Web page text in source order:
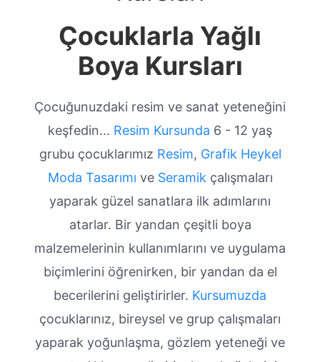
Çocuklarla Yağlı
Boya Kursları
Çocuğunuzdaki resim ve sanat yeteneğini
keşfedin... Resim Kursunda 6 - 12 yaş
grubu çocuklarımız Resim, Grafik Heykel
Moda Tasarımı veSeramik çalışmaları
yaparak güzel sanatlara ilk adımlarını
atarlar. Bir yandan çeşitli boya
malzemelerinin kullanımlarını ve uygulama
biçimlerini öğrenirken, bir yandan da el
becerilerini geliştirirler. Kursumuzda
çocuklarınız, bireysel ve grup çalışmaları
yaparak yoğunlaşma, gözlem yeteneği ve